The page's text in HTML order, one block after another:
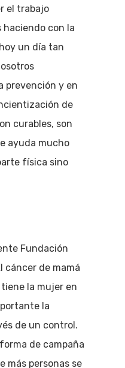
el trabajo
con la
un día tan
prevención y en
de
curables, son
ayuda mucho
física sino
Fundación
cáncer de mamá
la mujer en
la
de un control.
de campaña
más personas se